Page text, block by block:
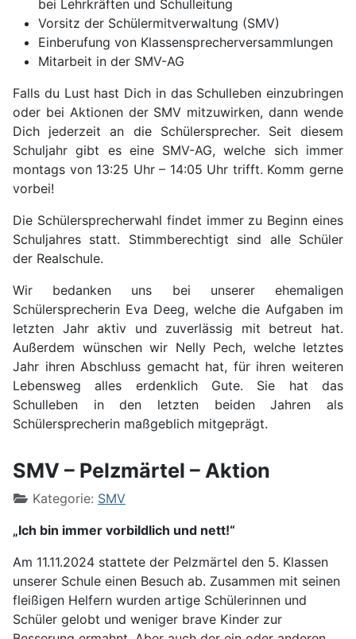
bei Lehrkräften und Schulleitung
Vorsitz der Schülermitverwaltung (SMV)
Einberufung von Klassensprecherversammlungen
Mitarbeit in der SMV-AG
Falls du Lust hast Dich in das Schulleben einzubringen
oder bei Aktionen der SMV mitzuwirken, dann wende
Dich jederzeit an die Schülersprecher. Seit diesem
Schuljahr gibt es eine SMV-AG, welche sich immer
montags von 13:25 Uhr – 14:05 Uhr trifft. Komm gerne
vorbei!
Die Schülersprecherwahl findet immer zu Beginn eines
Schuljahres statt. Stimmberechtigt sind alle Schüler
der Realschule.
Wir bedanken uns bei unserer ehemaligen
Schülersprecherin Eva Deeg, welche die Aufgaben im
letzten Jahr aktiv und zuverlässig mit betreut hat.
Außerdem wünschen wir Nelly Pech, welche letztes
Jahr ihren Abschluss gemacht hat, für ihren weiteren
Lebensweg alles erdenklich Gute. Sie hat das
Schulleben in den letzten beiden Jahren als
Schülersprecherin maßgeblich mitgeprägt.
SMV – Pelzmärtel – Aktion
Kategorie: SMV
„Ich bin immer vorbildlich und nett!“
Am 11.11.2024 stattete der Pelzmärtel den 5. Klassen
unserer Schule einen Besuch ab. Zusammen mit seinen
fleißigen Helfern wurden artige Schülerinnen und
Schüler gelobt und weniger brave Kinder zur